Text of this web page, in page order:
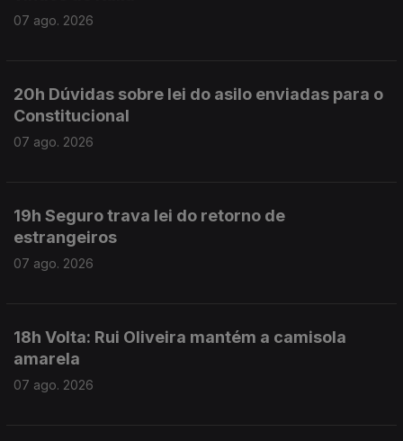
07 ago. 2026
20h Dúvidas sobre lei do asilo enviadas para o
Constitucional
07 ago. 2026
19h Seguro trava lei do retorno de
estrangeiros
07 ago. 2026
18h Volta: Rui Oliveira mantém a camisola
amarela
07 ago. 2026